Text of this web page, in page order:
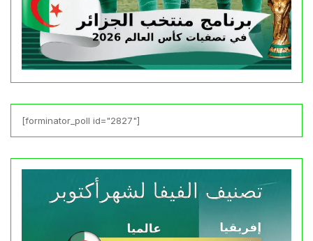
[forminator_poll id="2827"]